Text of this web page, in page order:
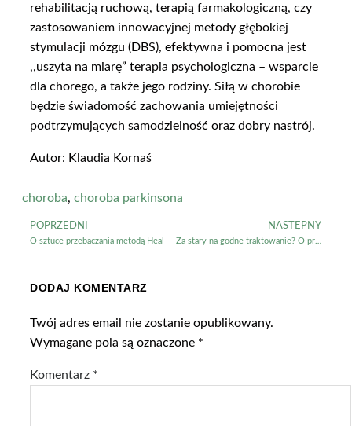
rehabilitacją ruchową, terapią farmakologiczną, czy
zastosowaniem innowacyjnej metody głębokiej
stymulacji mózgu (DBS), efektywna i pomocna jest
,,uszyta na miarę” terapia psychologiczna – wsparcie
dla chorego, a także jego rodziny. Siłą w chorobie
będzie świadomość zachowania umiejętności
podtrzymujących samodzielność oraz dobry nastrój.
Autor: Klaudia Kornaś
choroba, choroba parkinsona
POPRZEDNI
O sztuce przebaczania metodą Heal
NASTĘPNY
Za stary na godne traktowanie? O przemocy wobec osób starszych
DODAJ KOMENTARZ
Twój adres email nie zostanie opublikowany.
Wymagane pola są oznaczone *
Komentarz *